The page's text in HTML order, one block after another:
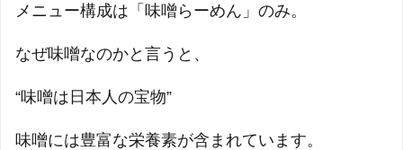
メニュー構成は「味噌らーめん」のみ。
なぜ味噌なのかと言うと、
“味噌は日本人の宝物”
味噌には豊富な栄養素が含まれています。